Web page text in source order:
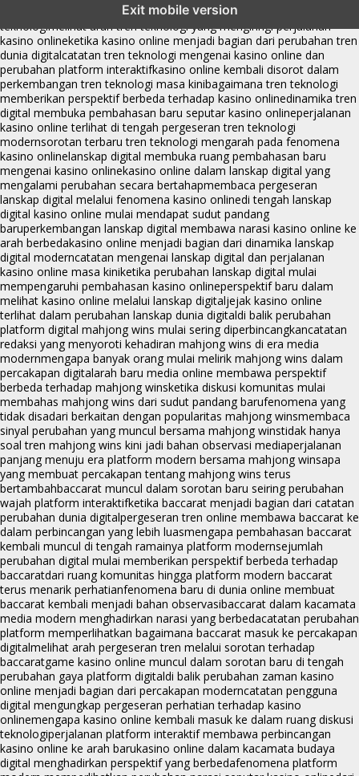
Exit mobile version
kasino online muncul seiring pergeseran tren platform
teknologimelihat arah tren teknologi yang mengiringi perjalanan
kasino onlineketika kasino online menjadi bagian dari perubahan tren
dunia digitalcatatan tren teknologi mengenai kasino online dan
perubahan platform interaktifkasino online kembali disorot dalam
perkembangan tren teknologi masa kinibagaimana tren teknologi
memberikan perspektif berbeda terhadap kasino onlinedinamika tren
digital membuka pembahasan baru seputar kasino onlineperjalanan
kasino online terlihat di tengah pergeseran tren teknologi
modernsorotan terbaru tren teknologi mengarah pada fenomena
kasino onlinelanskap digital membuka ruang pembahasan baru
mengenai kasino onlinekasino online dalam lanskap digital yang
mengalami perubahan secara bertahapmembaca pergeseran
lanskap digital melalui fenomena kasino onlinedi tengah lanskap
digital kasino online mulai mendapat sudut pandang
baruperkembangan lanskap digital membawa narasi kasino online ke
arah berbedakasino online menjadi bagian dari dinamika lanskap
digital moderncatatan mengenai lanskap digital dan perjalanan
kasino online masa kiniketika perubahan lanskap digital mulai
mempengaruhi pembahasan kasino onlineperspektif baru dalam
melihat kasino online melalui lanskap digitaljejak kasino online
terlihat dalam perubahan lanskap dunia digitaldi balik perubahan
platform digital mahjong wins mulai sering diperbincangkancatatan
redaksi yang menyoroti kehadiran mahjong wins di era media
modernmengapa banyak orang mulai melirik mahjong wins dalam
percakapan digitalarah baru media online membawa perspektif
berbeda terhadap mahjong winsketika diskusi komunitas mulai
membahas mahjong wins dari sudut pandang barufenomena yang
tidak disadari berkaitan dengan popularitas mahjong winsmembaca
sinyal perubahan yang muncul bersama mahjong winstidak hanya
soal tren mahjong wins kini jadi bahan observasi mediaperjalanan
panjang menuju era platform modern bersama mahjong winsapa
yang membuat percakapan tentang mahjong wins terus
bertambahbaccarat muncul dalam sorotan baru seiring perubahan
wajah platform interaktifketika baccarat menjadi bagian dari catatan
perubahan dunia digitalpergeseran tren online membawa baccarat ke
dalam perbincangan yang lebih luasmengapa pembahasan baccarat
kembali muncul di tengah ramainya platform modernsejumlah
perubahan digital mulai memberikan perspektif berbeda terhadap
baccaratdari ruang komunitas hingga platform modern baccarat
terus menarik perhatianfenomena baru di dunia online membuat
baccarat kembali menjadi bahan observasibaccarat dalam kacamata
media modern menghadirkan narasi yang berbedacatatan perubahan
platform memperlihatkan bagaimana baccarat masuk ke percakapan
digitalmelihat arah pergeseran tren melalui sorotan terhadap
baccaratgame kasino online muncul dalam sorotan baru di tengah
perubahan gaya platform digitaldi balik perubahan zaman kasino
online menjadi bagian dari percakapan moderncatatan pengguna
digital mengungkap pergeseran perhatian terhadap kasino
onlinemengapa kasino online kembali masuk ke dalam ruang diskusi
teknologiperjalanan platform interaktif membawa perbincangan
kasino online ke arah barukasino online dalam kacamata budaya
digital menghadirkan perspektif yang berbedafenomena platform